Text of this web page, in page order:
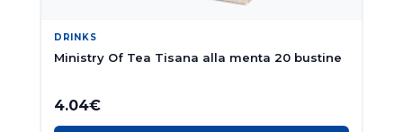
DRINKS
Ministry Of Tea Tisana alla menta 20 bustine
4.04€